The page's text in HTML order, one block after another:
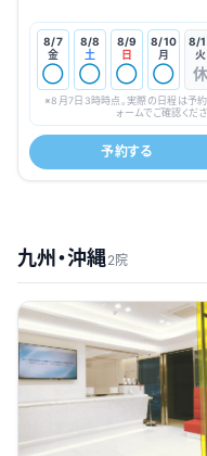
8/7
金
◯
8/8
土
◯
8/9
日
◯
8/10
月
◯
8/
火
休
※8月7日3時時点。実際の日程は予
ォームでご確認くだ
予約する
九州・沖縄 2院